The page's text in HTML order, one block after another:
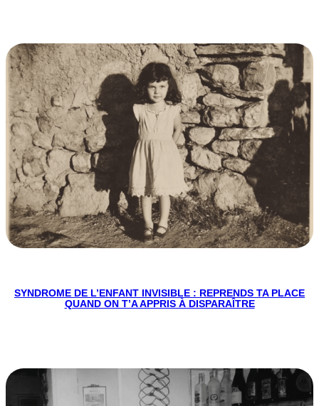
SYNDROME DE L’ENFANT INVISIBLE : REPRENDS TA PLACE
QUAND ON T’A APPRIS À DISPARAÎTRE